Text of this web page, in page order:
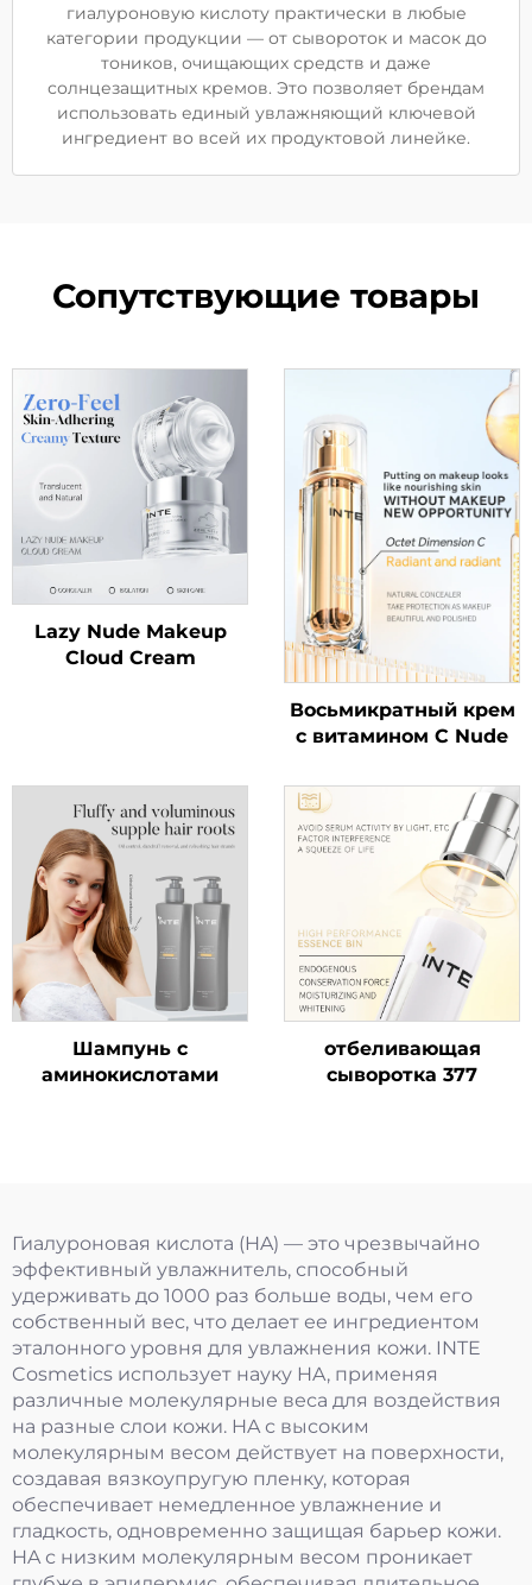
гиалуроновую кислоту практически в любые
категории продукции — от сывороток и масок до
тоников, очищающих средств и даже
солнцезащитных кремов. Это позволяет брендам
использовать единый увлажняющий ключевой
ингредиент во всей их продуктовой линейке.
Сопутствующие товары
Lazy Nude Makeup
Cloud Cream
Восьмикратный крем
с витамином C Nude
Шампунь с
аминокислотами
отбеливающая
сыворотка 377
Гиалуроновая кислота (HA) — это чрезвычайно
эффективный увлажнитель, способный
удерживать до 1000 раз больше воды, чем его
собственный вес, что делает ее ингредиентом
эталонного уровня для увлажнения кожи. INTE
Cosmetics использует науку HA, применяя
различные молекулярные веса для воздействия
на разные слои кожи. HA с высоким
молекулярным весом действует на поверхности,
создавая вязкоупругую пленку, которая
обеспечивает немедленное увлажнение и
гладкость, одновременно защищая барьер кожи.
HA с низким молекулярным весом проникает